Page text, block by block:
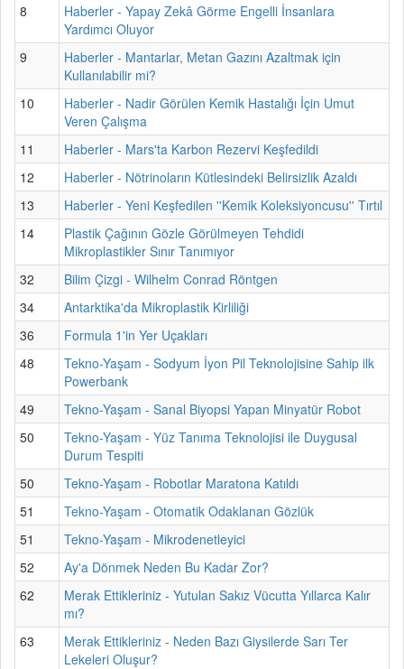
8
Haberler - Yapay Zekâ Görme Engelli İnsanlara
Yardımcı Oluyor
9
Haberler - Mantarlar, Metan Gazını Azaltmak için
Kullanılabilir mi?
10
Haberler - Nadir Görülen Kemik Hastalığı İçin Umut
Veren Çalışma
11
Haberler - Mars'ta Karbon Rezervi Keşfedildi
12
Haberler - Nötrinoların Kütlesindeki Belirsizlik Azaldı
13
Haberler - Yeni Keşfedilen ''Kemik Koleksiyoncusu'' Tırtıl
14
Plastik Çağının Gözle Görülmeyen Tehdidi
Mikroplastikler Sınır Tanımıyor
32
Bilim Çizgi - Wilhelm Conrad Röntgen
34
Antarktika'da Mikroplastik Kirliliği
36
Formula 1'in Yer Uçakları
48
Tekno-Yaşam - Sodyum İyon Pil Teknolojisine Sahip ilk
Powerbank
49
Tekno-Yaşam - Sanal Biyopsi Yapan Minyatür Robot
50
Tekno-Yaşam - Yüz Tanıma Teknolojisi ile Duygusal
Durum Tespiti
50
Tekno-Yaşam - Robotlar Maratona Katıldı
51
Tekno-Yaşam - Otomatik Odaklanan Gözlük
51
Tekno-Yaşam - Mikrodenetleyici
52
Ay'a Dönmek Neden Bu Kadar Zor?
62
Merak Ettikleriniz - Yutulan Sakız Vücutta Yıllarca Kalır
mı?
63
Merak Ettikleriniz - Neden Bazı Giysilerde Sarı Ter
Lekeleri Oluşur?